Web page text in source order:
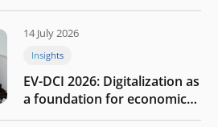
the AI era
14 July 2026
Insights
EV-DCI 2026: Digitalization as
a foundation for economic
growth